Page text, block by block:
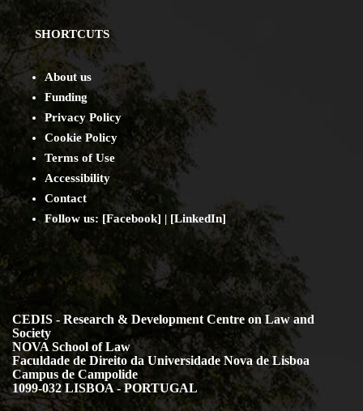
SHORTCUTS
About us
Funding
Privacy Policy
Cookie Policy
Terms of Use
Accessibility
Contact
Follow us: [Facebook] | [LinkedIn]
CEDIS - Research & Development Centre on Law and
Society
NOVA School of Law
Faculdade de Direito da Universidade Nova de Lisboa
Campus de Campolide
1099-032 LISBOA - PORTUGAL